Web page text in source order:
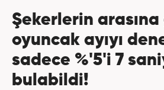
Şekerlerin
oyuncak ayıyı
sadece %'5'i 7
bulabildi!